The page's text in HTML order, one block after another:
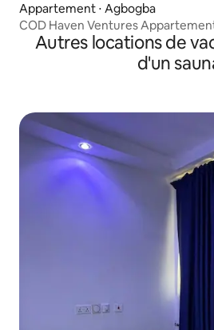
Appartement ⋅ Agbogba
COD Haven Ventures
Autres locations de
d'un